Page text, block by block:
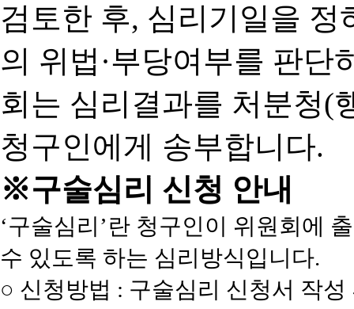
검토한 후, 심리기일을 정
의 위법·부당여부를 판단
회는 심리결과를 처분청(
청구인에게 송부합니다.
※구술심리 신청 안내
‘구술심리’란 청구인이 위원회에
수 있도록 하는 심리방식입니다.
○ 신청방법 : 구술심리 신청서 작